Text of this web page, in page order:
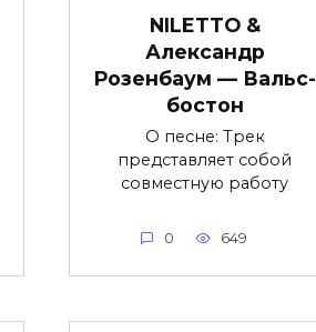
NILETTO &
Александр
Розенбаум — Вальс-
бостон
О песне: Трек
представляет собой
совместную работу
0 649